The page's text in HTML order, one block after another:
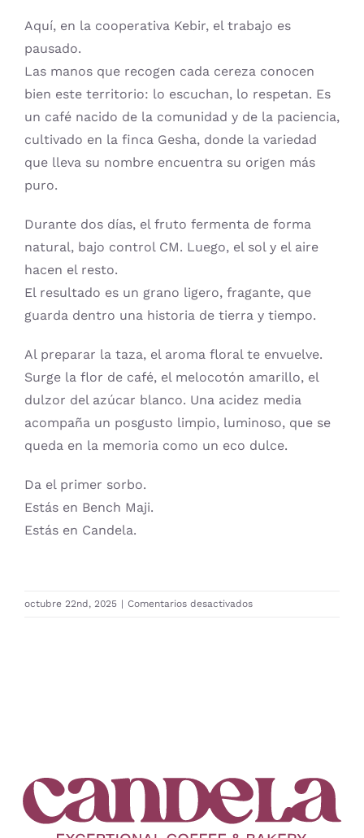
Aquí, en la cooperativa Kebir, el trabajo es
pausado.
Las manos que recogen cada cereza conocen
bien este territorio: lo escuchan, lo respetan. Es
un café nacido de la comunidad y de la paciencia,
cultivado en la finca Gesha, donde la variedad
que lleva su nombre encuentra su origen más
puro.
Durante dos días, el fruto fermenta de forma
natural, bajo control CM. Luego, el sol y el aire
hacen el resto.
El resultado es un grano ligero, fragante, que
guarda dentro una historia de tierra y tiempo.
Al preparar la taza, el aroma floral te envuelve.
Surge la flor de café, el melocotón amarillo, el
dulzor del azúcar blanco. Una acidez media
acompaña un posgusto limpio, luminoso, que se
queda en la memoria como un eco dulce.
Da el primer sorbo.
Estás en Bench Maji.
Estás en Candela.
octubre 22nd, 2025 | Comentarios desactivadosen